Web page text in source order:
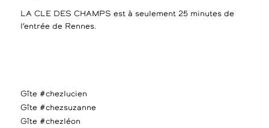
LA CLE DES CHAMPS est à seulement 25 minutes de
l’entrée de Rennes.
Gîte #chezlucien
Gîte #chezsuzanne
Gîte #chezléon